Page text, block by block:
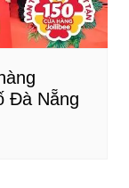
Đà Nẵng